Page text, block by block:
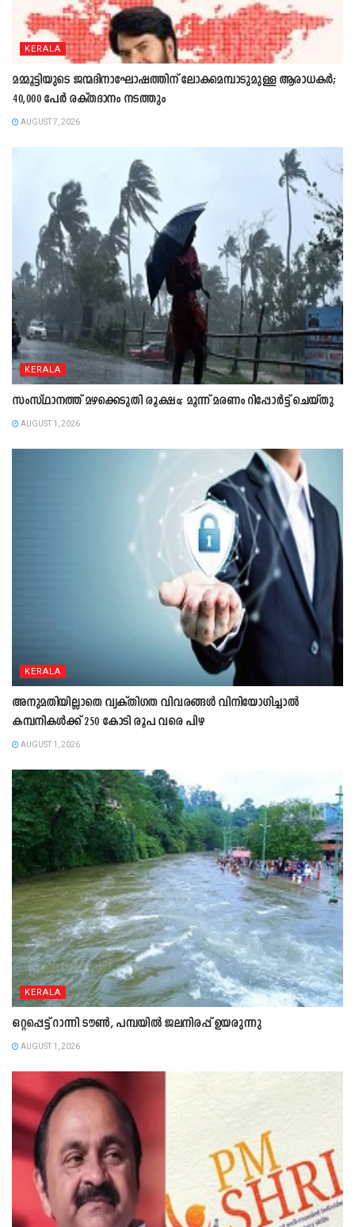
KERALA
മമ്മൂട്ടിയുടെ ജന്മദിനാഘോഷത്തിന് ലോകമെമ്പാടുമുള്ള ആരാധകർ;
40,000 പേർ രക്തദാനം നടത്തും
AUGUST 7, 2026
KERALA
സംസ്ഥാനത്ത് മഴക്കെടുതി രൂക്ഷം; മൂന്ന് മരണം റിപ്പോർട്ട് ചെയ്തു
AUGUST 1, 2026
KERALA
അനുമതിയില്ലാതെ വ്യക്തിഗത വിവരങ്ങൾ വിനിയോഗിച്ചാൽ
കമ്പനികൾക്ക് 250 കോടി രൂപ വരെ പിഴ
AUGUST 1, 2026
KERALA
ഒറ്റപ്പെട്ട് റാന്നി ടൗൺ, പമ്പയിൽ ജലനിരപ്പ് ഉയരുന്നു
AUGUST 1, 2026